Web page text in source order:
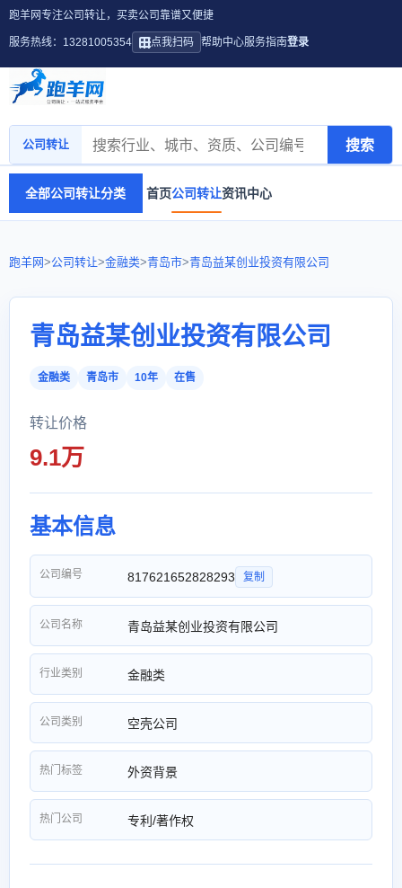
跑羊网专注公司转让，买卖公司靠谱又便捷
服务热线：13281005354 点我扫码 帮助中心服务指南登录
公司转让 搜索
全部公司转让分类 首页公司转让资讯中心
跑羊网>公司转让>金融类>青岛市>青岛益某创业投资有限公司
青岛益某创业投资有限公司
金融类 青岛市 10年 在售
转让价格
9.1万
基本信息
公司编号 817621652828293 复制
公司名称 青岛益某创业投资有限公司
行业类别 金融类
公司类别 空壳公司
热门标签 外资背景
热门公司 专利/著作权